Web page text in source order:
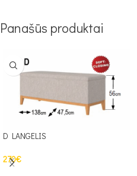
Panašūs produktai
D LANGELIS
270€